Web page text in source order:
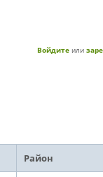
Войдите или
Район